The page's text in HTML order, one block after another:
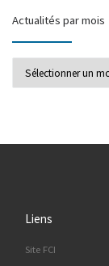
Actualités par mois
Liens
Site FCI